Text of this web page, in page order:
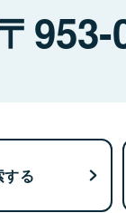
953-
する